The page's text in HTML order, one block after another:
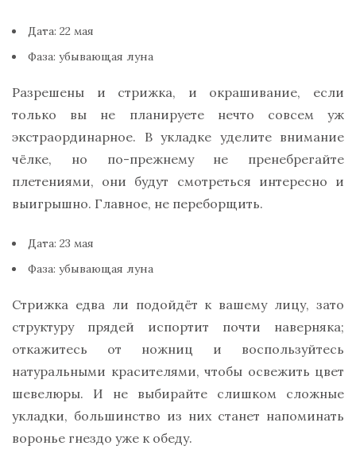
Дата: 22 мая
Фаза: убывающая луна
Разрешены и стрижка, и окрашивание, если
только вы не планируете нечто совсем уж
экстраординарное. В укладке уделите внимание
чёлке, но по-прежнему не пренебрегайте
плетениями, они будут смотреться интересно и
выигрышно. Главное, не переборщить.
Дата: 23 мая
Фаза: убывающая луна
Стрижка едва ли подойдёт к вашему лицу, зато
структуру прядей испортит почти наверняка;
откажитесь от ножниц и воспользуйтесь
натуральными красителями, чтобы освежить цвет
шевелюры. И не выбирайте слишком сложные
укладки, большинство из них станет напоминать
воронье гнездо уже к обеду.